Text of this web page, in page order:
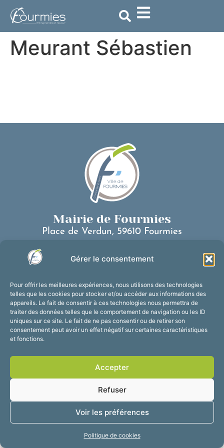
Gérer le consentement
Pour offrir les meilleures expériences, nous utilisons des technologies
telles que les cookies pour stocker et/ou accéder aux informations des
appareils. Le fait de consentir à ces technologies nous permettra de
traiter des données telles que le comportement de navigation ou les ID
uniques sur ce site. Le fait de ne pas consentir ou de retirer son
consentement peut avoir un effet négatif sur certaines caractéristiques
et fonctions.
Accepter
Refuser
Voir les préférences
Politique de cookies
principal
Meurant Sébastien
Mairie de Fourmies
Place de Verdun, 59610 Fourmies
Nous contacter
Du lundi au vendredi :
de 8h30 à 12h et de 13h30 à 17h30
Suivez-nous !
Mentions légales
Plan du site
Confidentialité
2025 © Propulsé par
Utopia